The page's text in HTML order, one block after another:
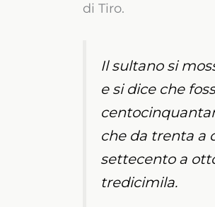
di Tiro.
Il sultano si
e si dice che
che da trenta a
settecento a
tredicimila.